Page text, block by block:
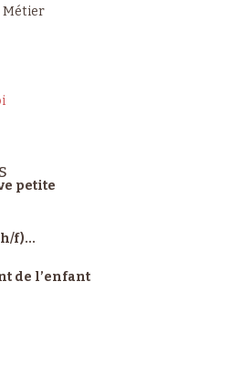
Métier
petite
f)...
de l’enfant